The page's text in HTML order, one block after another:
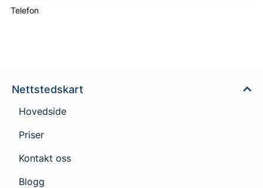
Telefon
Nettstedskart
Hovedside
Priser
Kontakt oss
Blogg